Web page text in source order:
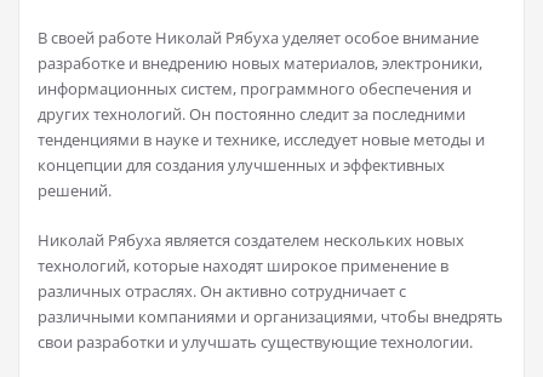
В своей работе Николай Рябуха уделяет особое внимание
разработке и внедрению новых материалов, электроники,
информационных систем, программного обеспечения и
других технологий. Он постоянно следит за последними
тенденциями в науке и технике, исследует новые методы и
концепции для создания улучшенных и эффективных
решений.
Николай Рябуха является создателем нескольких новых
технологий, которые находят широкое применение в
различных отраслях. Он активно сотрудничает с
различными компаниями и организациями, чтобы внедрять
свои разработки и улучшать существующие технологии.